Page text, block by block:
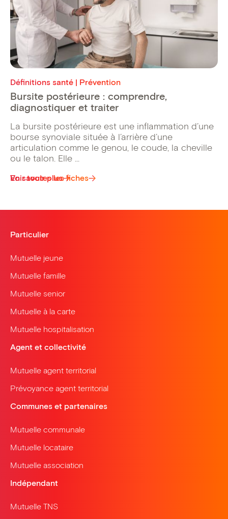
Voir toutes les fiches
Définitions santé | Prévention
Bursite postérieure : comprendre,
diagnostiquer et traiter
La bursite postérieure est une inflammation d’une
bourse synoviale située à l’arrière d’une
articulation comme le genou, le coude, la cheville
ou le talon. Elle ...
En savoir plus
Particulier
Mutuelle jeune
Mutuelle famille
Mutuelle senior
Mutuelle à la carte
Mutuelle hospitalisation
Agent et collectivité
Mutuelle agent territorial
Prévoyance agent territorial
Communes et partenaires
Mutuelle communale
Mutuelle locataire
Mutuelle association
Indépendant
Mutuelle TNS